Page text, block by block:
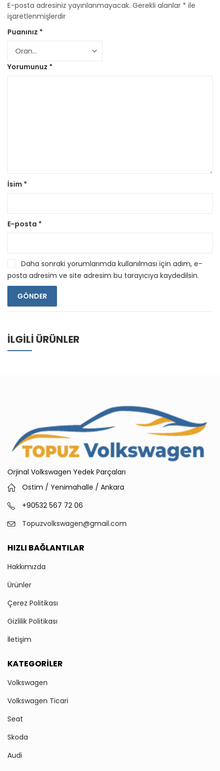
E-posta adresiniz yayınlanmayacak. Gerekli alanlar * ile
işaretlenmişlerdir
Puanınız *
Yorumunuz *
İsim *
E-posta *
Daha sonraki yorumlarımda kullanılması için adım, e-
posta adresim ve site adresim bu tarayıcıya kaydedilsin.
İLGILI ÜRÜNLER
Orjinal Volkswagen Yedek Parçaları
Ostim / Yenimahalle / Ankara
+90532 567 72 06
Topuzvolkswagen@gmail.com
HIZLI BAĞLANTILAR
Hakkımızda
Ürünler
Çerez Politikası
Gizlilik Politikası
İletişim
KATEGORILER
Volkswagen
Volkswagen Ticari
Seat
Skoda
Audi